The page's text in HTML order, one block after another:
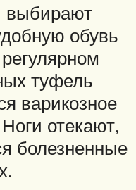
выбирают
обувь
туфель
варикозное
отекают,
болезненные